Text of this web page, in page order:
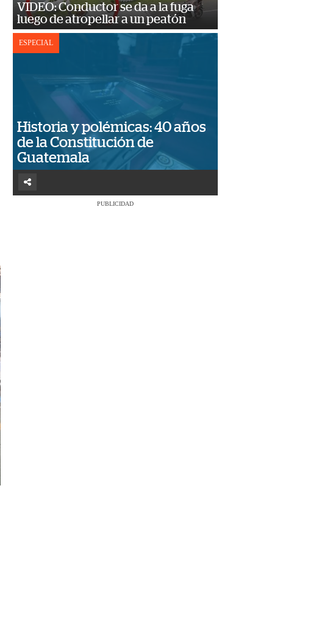
VIDEO: Conductor se da a la fuga
luego de atropellar a un peatón
ESPECIAL
Historia y polémicas: 40 años
de la Constitución de
Guatemala
PUBLICIDAD